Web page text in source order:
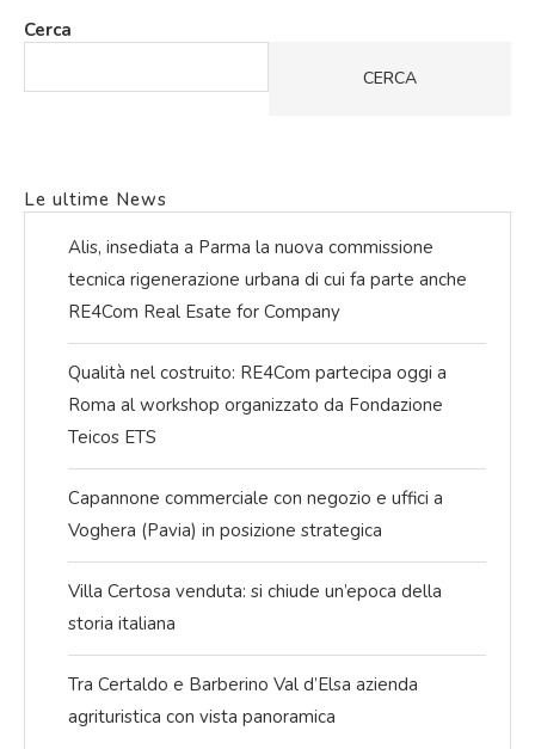
Cerca
CERCA
Le ultime News
Alis, insediata a Parma la nuova commissione
tecnica rigenerazione urbana di cui fa parte anche
RE4Com Real Esate for Company
Qualità nel costruito: RE4Com partecipa oggi a
Roma al workshop organizzato da Fondazione
Teicos ETS
Capannone commerciale con negozio e uffici a
Voghera (Pavia) in posizione strategica
Villa Certosa venduta: si chiude un’epoca della
storia italiana
Tra Certaldo e Barberino Val d’Elsa azienda
agrituristica con vista panoramica